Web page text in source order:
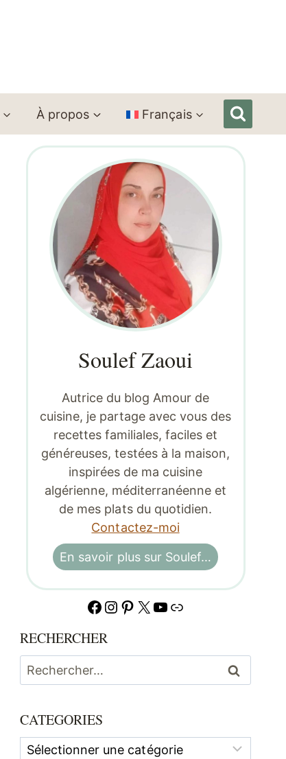
À propos Français
Soulef Zaoui
Autrice du blog Amour de
cuisine, je partage avec vous des
recettes familiales, faciles et
généreuses, testées à la maison,
inspirées de ma cuisine
algérienne, méditerranéenne et
de mes plats du quotidien.
Contactez-moi
En savoir plus sur Soulef…
Facebook
Instagram
Pinterest
X YouTube
Lien
RECHERCHER
Rechercher :
CATEGORIES
Categories